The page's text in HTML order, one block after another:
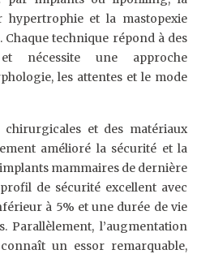
et la mastopexie
technique répond à des
nécessite une approche
les attentes et le mode
chirurgicales et des matériaux
amélioré la sécurité et la
mammaires de dernière
de sécurité excellent avec
à 5% et une durée de vie
Parallèlement, l’augmentation
un essor remarquable,